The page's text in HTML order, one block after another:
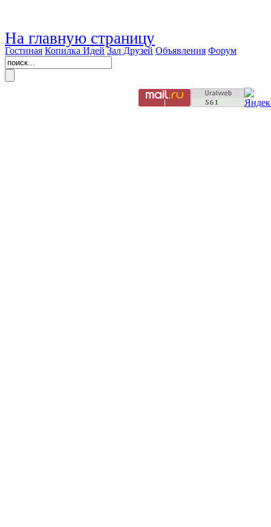
На главную страницу
Гостиная Копилка Идей Зал Друзей Объявления Форум